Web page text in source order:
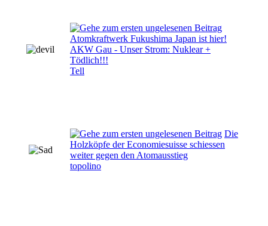
Atomkraftwerk Fukushima Japan ist hier!
AKW Gau - Unser Strom: Nuklear +
Tödlich!!!
Tell
Die
Holzköpfe der Economiesuisse schiessen
weiter gegen den Atomausstieg
topolino